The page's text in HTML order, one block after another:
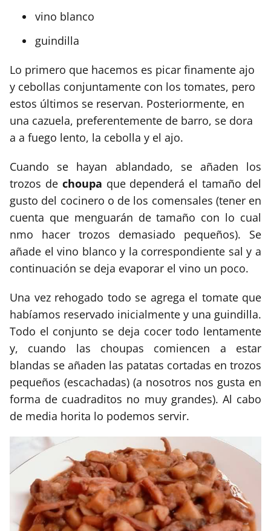
vino blanco
guindilla
Lo primero que hacemos es picar finamente ajo
y cebollas conjuntamente con los tomates, pero
estos últimos se reservan. Posteriormente, en
una cazuela, preferentemente de barro, se dora
a a fuego lento, la cebolla y el ajo.
Cuando se hayan ablandado, se añaden los
trozos de choupa que dependerá el tamaño del
gusto del cocinero o de los comensales (tener en
cuenta que menguarán de tamaño con lo cual
nmo hacer trozos demasiado pequeños). Se
añade el vino blanco y la correspondiente sal y a
continuación se deja evaporar el vino un poco.
Una vez rehogado todo se agrega el tomate que
habíamos reservado inicialmente y una guindilla.
Todo el conjunto se deja cocer todo lentamente
y, cuando las choupas comiencen a estar
blandas se añaden las patatas cortadas en trozos
pequeños (escachadas) (a nosotros nos gusta en
forma de cuadraditos no muy grandes). Al cabo
de media horita lo podemos servir.